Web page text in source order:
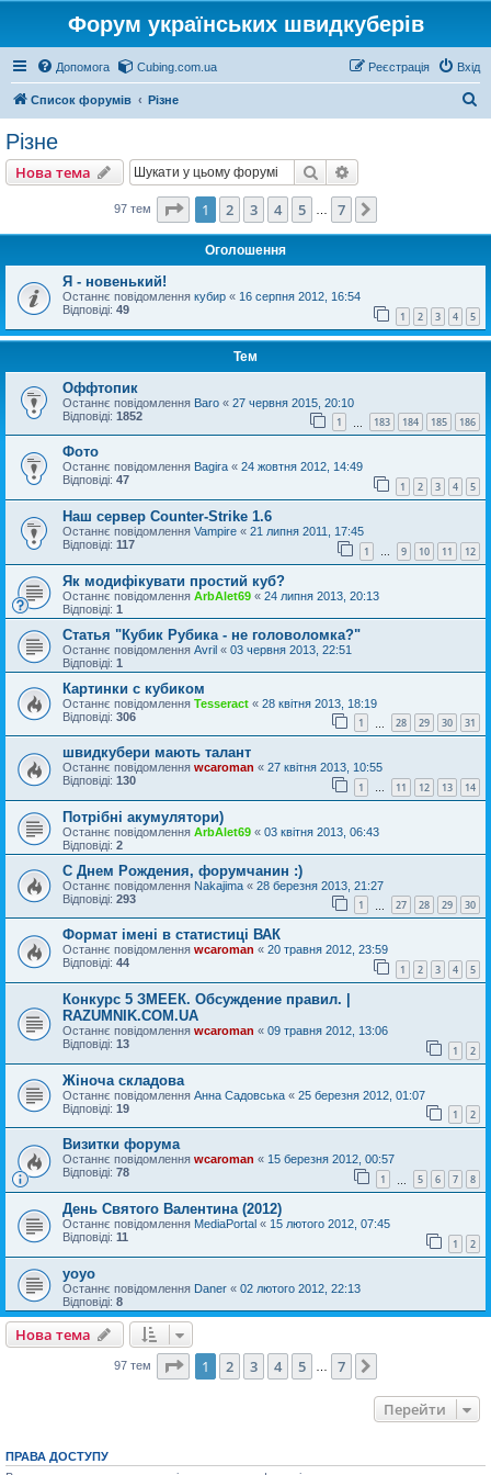
Форум українських швидкуберів
Допомога Cubing.com.ua Вхід
Реєстрація
Список форумів Різне
Різне
Нова тема Пошук
97 тем Сторінка1 7
1 2 3 4 5 7
Оголошення
Я - новенький!
Останнє повідомлення кубир « 16 серпня 2012, 16:54
Відповіді: 49 1 2 3 4 5
Тем
Оффтопик
Останнє повідомлення Baro « 27 червня 2015, 20:10
Відповіді: 1852 1 183 184 185 186
Фото
Останнє повідомлення Bagira « 24 жовтня 2012, 14:49
Відповіді: 47 1 2 3 4 5
Наш сервер Counter-Strike 1.6
Останнє повідомлення Vampire « 21 липня 2011, 17:45
Відповіді: 117 1 … 9 10 11 12
Як модифікувати простий куб?
Останнє повідомлення ArbAlet69 « 24 липня 2013, 20:13
Відповіді: 1
Статья "Кубик Рубика - не головоломка?"
Останнє повідомлення Avril « 03 червня 2013, 22:51
Відповіді: 1
Картинки с кубиком
Останнє повідомлення Tesseract « 28 квітня 2013, 18:19
Відповіді: 306 1 28 29 30 31
швидкубери мають талант
Останнє повідомлення wcaroman « 27 квітня 2013, 10:55
Відповіді: 130 1 … 11 12 13 14
Потрібні акумулятори)
Останнє повідомлення ArbAlet69 « 03 квітня 2013, 06:43
Відповіді: 2
С Днем Рождения, форумчанин :)
Останнє повідомлення Nakajima « 28 березня 2013, 21:27
Відповіді: 293 1 27 28 29 30
Формат імені в статистиці ВАК
Останнє повідомлення wcaroman « 20 травня 2012, 23:59
Відповіді: 44 1 2 3 4 5
Конкурс 5 ЗМЕЕК. Обсуждение правил. |
RAZUMNIK.COM.UA
Останнє повідомлення wcaroman « 09 травня 2012, 13:06
Відповіді: 13 1 2
Жіноча складова
Останнє повідомлення Анна Садовська « 25 березня 2012, 01:07
Відповіді: 19 1 2
Визитки форума
Останнє повідомлення wcaroman « 15 березня 2012, 00:57
Відповіді: 78 1 5 6 7 8
День Святого Валентина (2012)
Останнє повідомлення MediaPortal « 15 лютого 2012, 07:45
Відповіді: 11 1 2
yoyo
Останнє повідомлення Daner « 02 лютого 2012, 22:13
Відповіді: 8
Нова тема
97 тем Сторінка1 7
1 2 3 4 5 7
Перейти
ПРАВА ДОСТУПУ